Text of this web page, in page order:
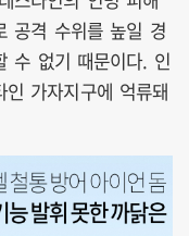
공격 수위를 높일 경
수 없기 때문이다. 인
가자지구에 억류돼